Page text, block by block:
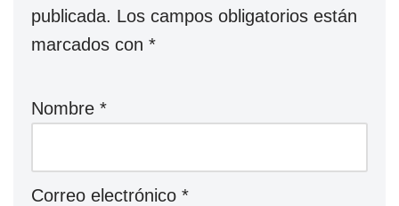
publicada. Los campos obligatorios están
marcados con *
Nombre *
Correo electrónico *